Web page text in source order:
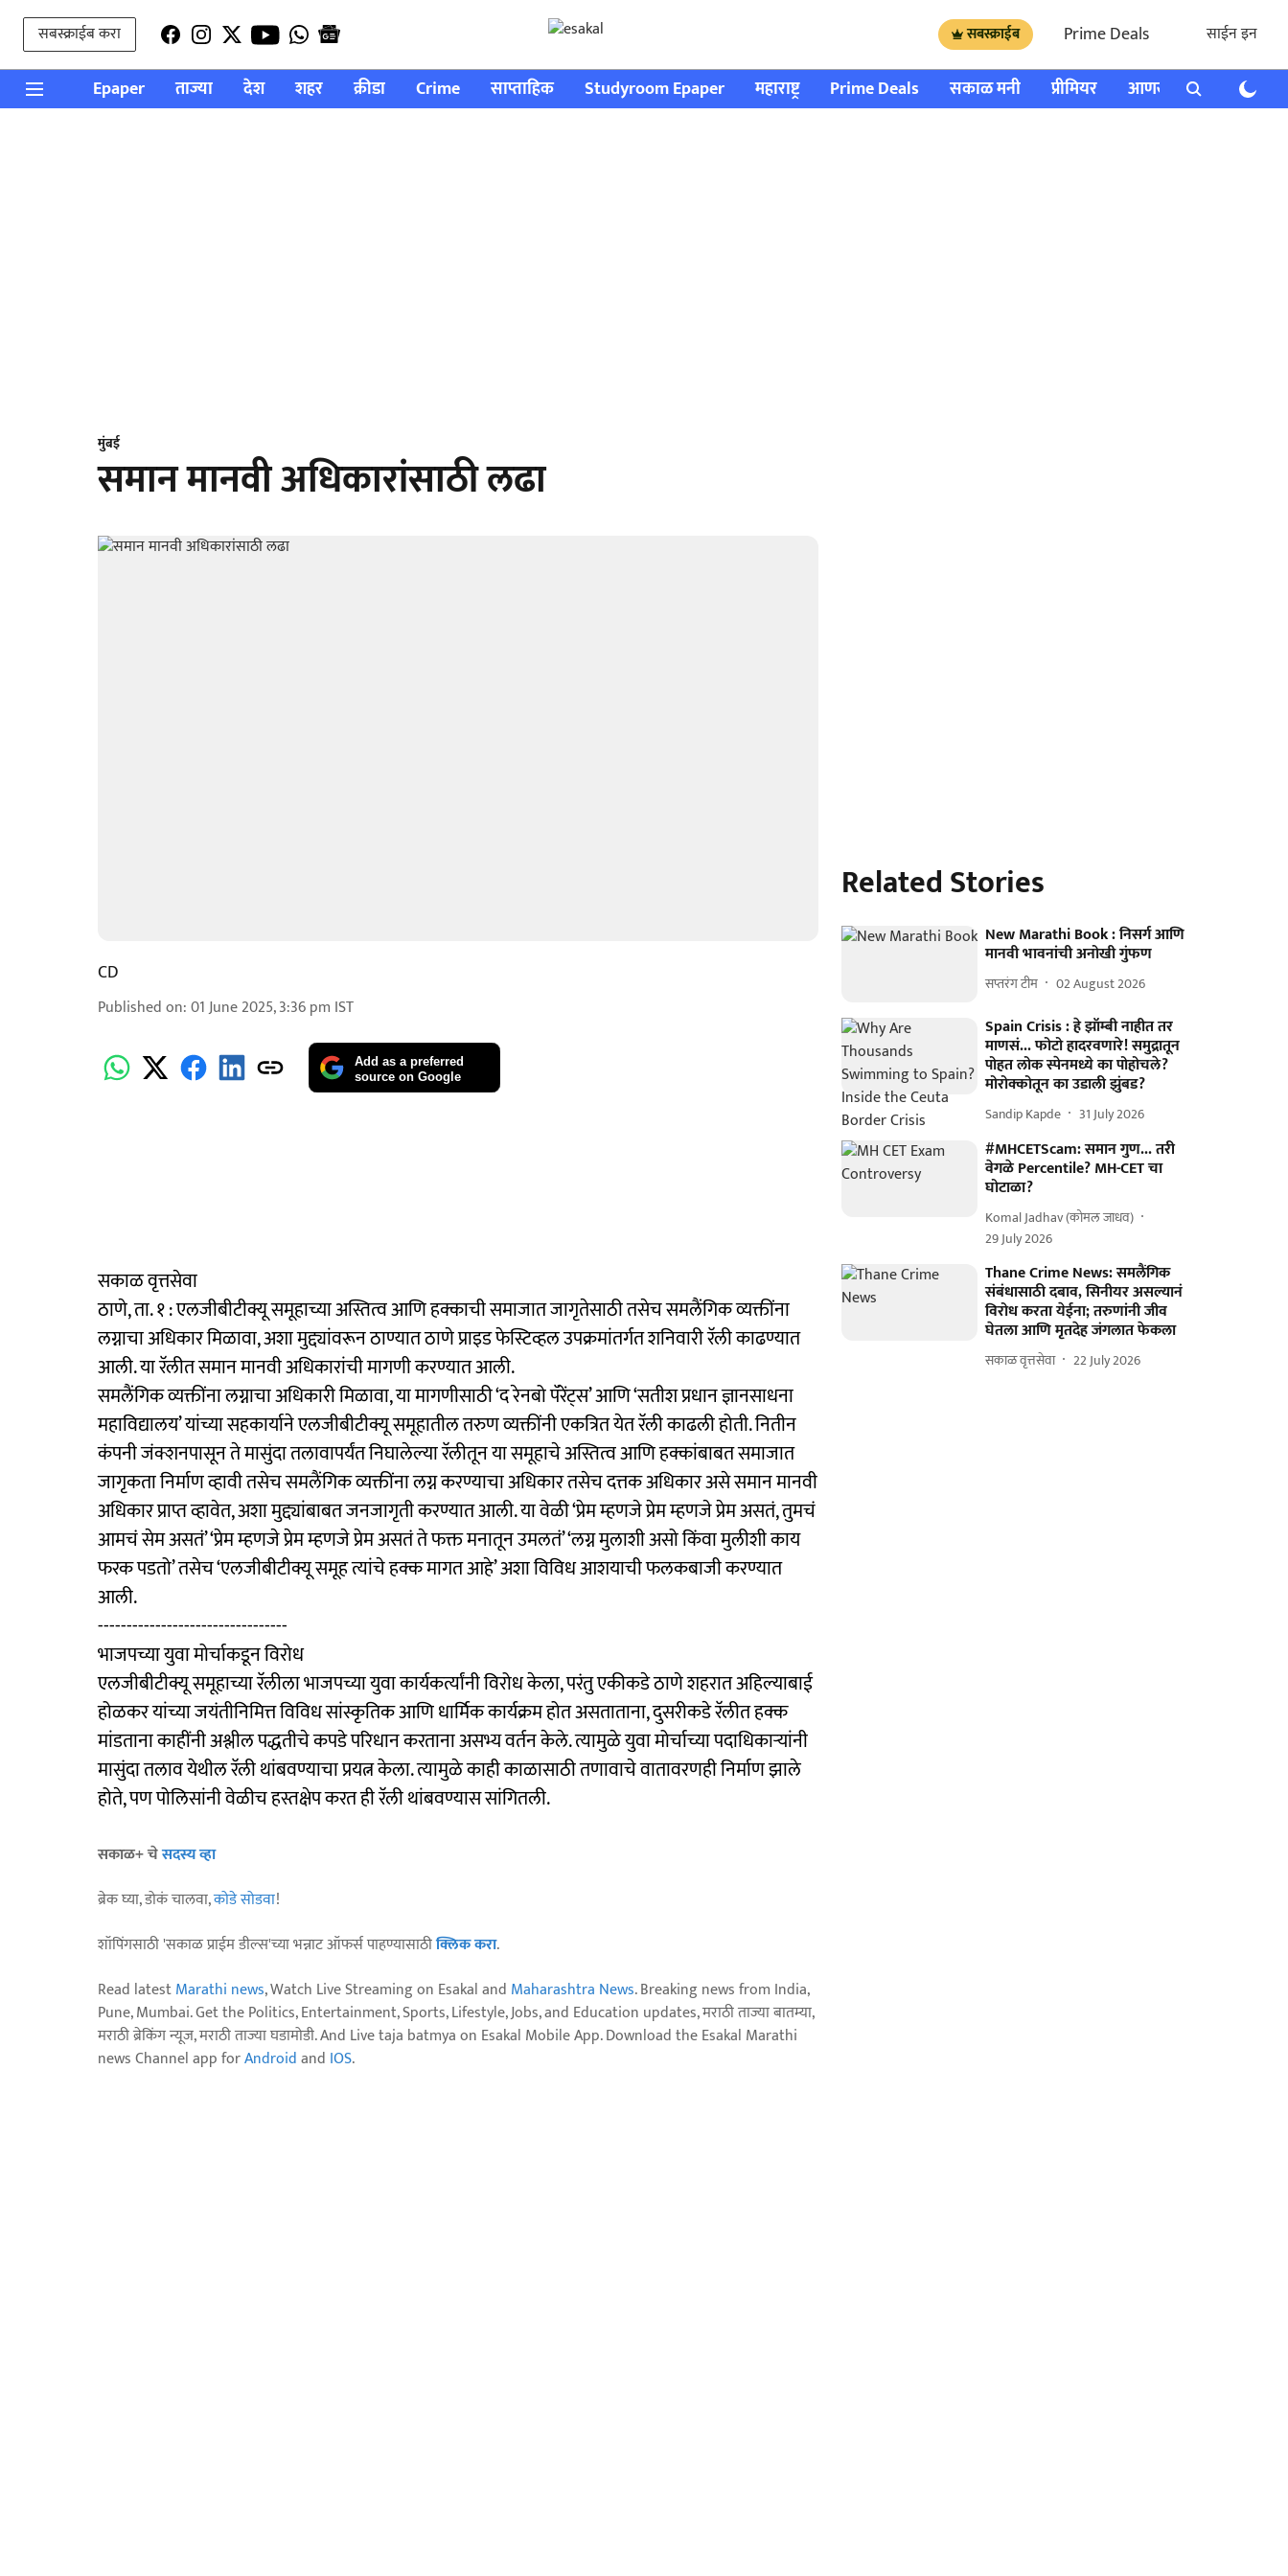
सबस्क्राईब करा सबस्क्राईब Prime Deals साईन इन
Epaper ताज्या देश शहर क्रीडा Crime साप्ताहिक Studyroom Epaper महाराष्ट्र Prime Deals सकाळ मनी प्रीमियर आणखी राशी भविष्य
मुंबई
समान मानवी अधिकारांसाठी लढा
CD
Published on:01 June 2025, 3:36 pm IST
Add as a preferred
source on Google
सकाळ वृत्तसेवा
ठाणे, ता. १ : एलजीबीटीक्यू समूहाच्या अस्तित्व आणि हक्काची समाजात जागृतेसाठी तसेच समलैंगिक व्यक्तींना
लग्नाचा अधिकार मिळावा, अशा मुद्द्यांवरून ठाण्यात ठाणे प्राइड फेस्टिव्हल उपक्रमांतर्गत शनिवारी रॅली काढण्यात
आली. या रॅलीत समान मानवी अधिकारांची मागणी करण्यात आली.
समलैंगिक व्यक्तींना लग्नाचा अधिकारी मिळावा, या मागणीसाठी ‘द रेनबो पॅरेंट्स’ आणि ‘सतीश प्रधान ज्ञानसाधना
महाविद्यालय’ यांच्या सहकार्याने एलजीबीटीक्यू समूहातील तरुण व्यक्तींनी एकत्रित येत रॅली काढली होती. नितीन
कंपनी जंक्शनपासून ते मासुंदा तलावापर्यंत निघालेल्या रॅलीतून या समूहाचे अस्तित्व आणि हक्कांबाबत समाजात
जागृकता निर्माण व्हावी तसेच समलैंगिक व्यक्तींना लग्न करण्याचा अधिकार तसेच दत्तक अधिकार असे समान मानवी
अधिकार प्राप्त व्हावेत, अशा मुद्द्यांबाबत जनजागृती करण्यात आली. या वेळी ‘प्रेम म्हणजे प्रेम म्हणजे प्रेम असतं, तुमचं
आमचं सेम असतं’ ‘प्रेम म्हणजे प्रेम म्हणजे प्रेम असतं ते फक्त मनातून उमलतं’ ‘लग्न मुलाशी असो किंवा मुलीशी काय
फरक पडतो’ तसेच ‘एलजीबीटीक्यू समूह त्यांचे हक्क मागत आहे’ अशा विविध आशयाची फलकबाजी करण्यात
आली.
---------------------------------
भाजपच्या युवा मोर्चाकडून विरोध
एलजीबीटीक्यू समूहाच्या रॅलीला भाजपच्या युवा कार्यकर्त्यांनी विरोध केला, परंतु एकीकडे ठाणे शहरात अहिल्याबाई
होळकर यांच्या जयंतीनिमित्त विविध सांस्कृतिक आणि धार्मिक कार्यक्रम होत असताताना, दुसरीकडे रॅलीत हक्क
मांडताना काहींनी अश्लील पद्धतीचे कपडे परिधान करताना असभ्य वर्तन केले. त्यामुळे युवा मोर्चाच्या पदाधिकाऱ्यांनी
मासुंदा तलाव येथील रॅली थांबवण्याचा प्रयत्न केला. त्यामुळे काही काळासाठी तणावाचे वातावरणही निर्माण झाले
होते, पण पोलिसांनी वेळीच हस्तक्षेप करत ही रॅली थांबवण्यास सांगितली.
सकाळ+ चेसदस्य व्हा
ब्रेक घ्या, डोकं चालवा,कोडे सोडवा!
शॉपिंगसाठी 'सकाळ प्राईम डील्स'च्या भन्नाट ऑफर्स पाहण्यासाठीक्लिक करा.
Read latestMarathi news, Watch Live Streaming on Esakal and Maharashtra News. Breaking news from India,
Pune, Mumbai. Get the Politics, Entertainment, Sports, Lifestyle, Jobs, and Education updates, मराठी ताज्या बातम्या,
मराठी ब्रेकिंग न्यूज, मराठी ताज्या घडामोडी. And Live taja batmya on Esakal Mobile App. Download the Esakal Marathi
news Channel app forAndroidand IOS.
Related Stories
New Marathi Book : निसर्ग आणि
मानवी भावनांची अनोखी गुंफण
सप्तरंग टीम 02 August 2026
Spain Crisis : हे झॉम्बी नाहीत तर
माणसं... फोटो हादरवणारे! समुद्रातून
पोहत लोक स्पेनमध्ये का पोहोचले?
मोरोक्कोतून का उडाली झुंबड?
Sandip Kapde 31 July 2026
#MHCETScam: समान गुण... तरी
वेगळे Percentile? MH-CET चा
घोटाळा?
Komal Jadhav (कोमल जाधव)
29 July 2026
Thane Crime News: समलैंगिक
संबंधासाठी दबाव, सिनीयर असल्यानं
विरोध करता येईना; तरुणांनी जीव
घेतला आणि मृतदेह जंगलात फेकला
सकाळ वृत्तसेवा 22 July 2026